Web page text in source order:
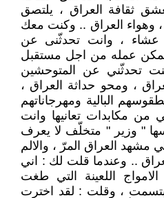
ثقافة العراق ، يلتصق
، وهواء العراق .. وكنت معك
عشاء ، وانت تحدثّنى عن
يمكن عمله من اجل مستقبل
تحدثّني عن المتوحشين
، ومحو حداثة العراق ،
البالية ومهرجاناتهم
مكابدات تعانيها وانت
" وزير " متخلّف لا يعرف
العراق المرّ ، والالم
.. وعندما قلت لك : اني
اللعينة التي طغت
، وقلت : لقد اخترت